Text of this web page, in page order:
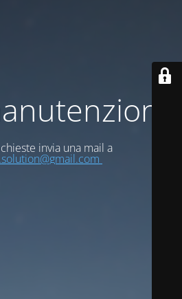
invia una mail a